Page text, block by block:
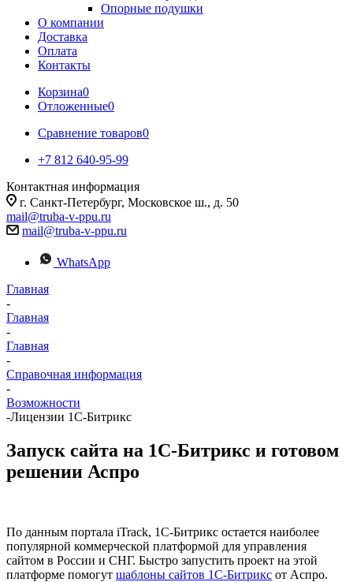
Опорные подушки
О компании
Доставка
Оплата
Контакты
Корзина0
Отложенные0
Сравнение товаров0
+7 812 640-95-99
Контактная информация
г. Санкт-Петербург, Московское ш., д. 50
mail@truba-v-ppu.ru
mail@truba-v-ppu.ru
WhatsApp
Главная
-
Главная
-
Главная
-
Справочная информация
-
Возможности
-Лицензии 1С-Битрикс
Запуск сайта на 1С-Битрикс и готовом
решении Аспро
По данным портала iTrack, 1C-Битрикс остается наиболее
популярной коммерческой платформой для управления
сайтом в России и СНГ. Быстро запустить проект на этой
платформе помогут шаблоны сайтов 1С-Битрикс от Аспро.